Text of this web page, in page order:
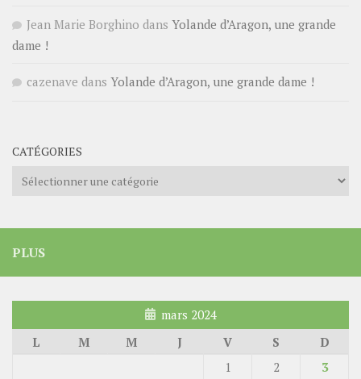
Jean Marie Borghino dans Yolande d’Aragon, une grande
dame !
cazenave dans Yolande d’Aragon, une grande dame !
CATÉGORIES
Catégories
PLUS
mars 2024
L
M M J V S
D
1
2
3